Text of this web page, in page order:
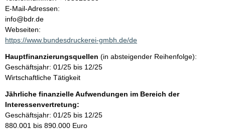
a
l
t
o
n
t
a
t
i
n
f
o
r
m
E-Mail-Adressen:
info@bdr.de
Webseiten:
https://www.bundesdruckerei-gmbh.de/de
Hauptfinanzierungsquellen (in absteigender Reihenfolge):
Geschäftsjahr: 01/25 bis 12/25
Wirtschaftliche Tätigkeit
Jährliche finanzielle Aufwendungen im Bereich der
Interessenvertretung:
Geschäftsjahr: 01/25 bis 12/25
880.001 bis 890.000 Euro